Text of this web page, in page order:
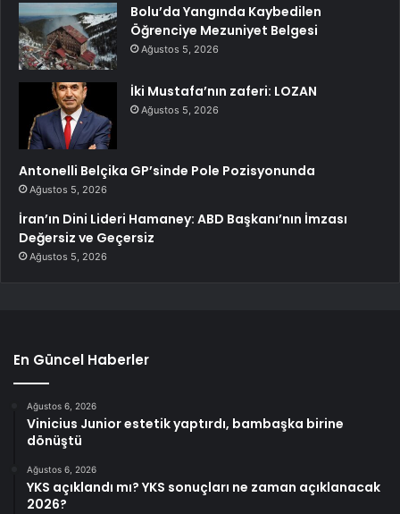
Bolu’da Yangında Kaybedilen
Öğrenciye Mezuniyet Belgesi
Ağustos 5, 2026
İki Mustafa’nın zaferi: LOZAN
Ağustos 5, 2026
Antonelli Belçika GP’sinde Pole Pozisyonunda
Ağustos 5, 2026
İran’ın Dini Lideri Hamaney: ABD Başkanı’nın İmzası
Değersiz ve Geçersiz
Ağustos 5, 2026
En Güncel Haberler
Ağustos 6, 2026
Vinicius Junior estetik yaptırdı, bambaşka birine
dönüştü
Ağustos 6, 2026
YKS açıklandı mı? YKS sonuçları ne zaman açıklanacak
2026?